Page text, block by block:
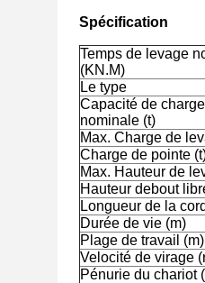
Spécification
Temps de levage
(KN.M)
Le type
Capacité de
nominale (t)
Max. Charge de
Charge de pointe
Max. Hauteur de
Hauteur debout
Longueur de la
Durée de vie (m)
Plage de travail (m)
Velocité de virage
Pénurie du chariot